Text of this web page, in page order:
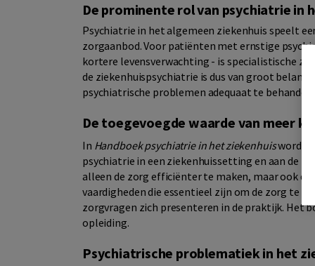
De prominente rol van psychiatrie in
Psychiatrie in het algemeen ziekenhuis speelt
zorgaanbod. Voor patiënten met ernstige
kortere levensverwachting - is specialistische
de ziekenhuispsychiatrie is dus van groot
psychiatrische problemen adequaat te
De toegevoegde waarde van meer
In Handboek psychiatrie in het ziekenhuiswordt
psychiatrie in een ziekenhuissetting en aan de
alleen de zorg efficiënter te maken, maar ook
vaardigheden die essentieel zijn om de zorg te
zorgvragen zich presenteren in de praktijk. Het
opleiding.
Psychiatrische problematiek in het